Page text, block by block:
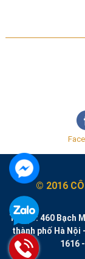
© 2016
Trụ sở: 460 Bạch
thành phố Hà Nội
1616